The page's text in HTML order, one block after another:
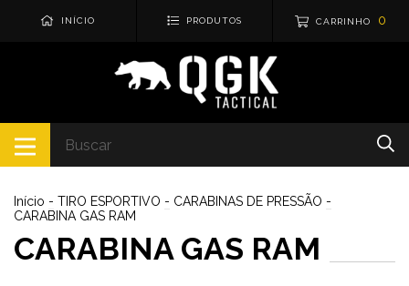
INÍCIO PRODUTOS CARRINHO 0
Início - TIRO ESPORTIVO - CARABINAS DE PRESSÃO -
CARABINA GAS RAM
CARABINA GAS RAM